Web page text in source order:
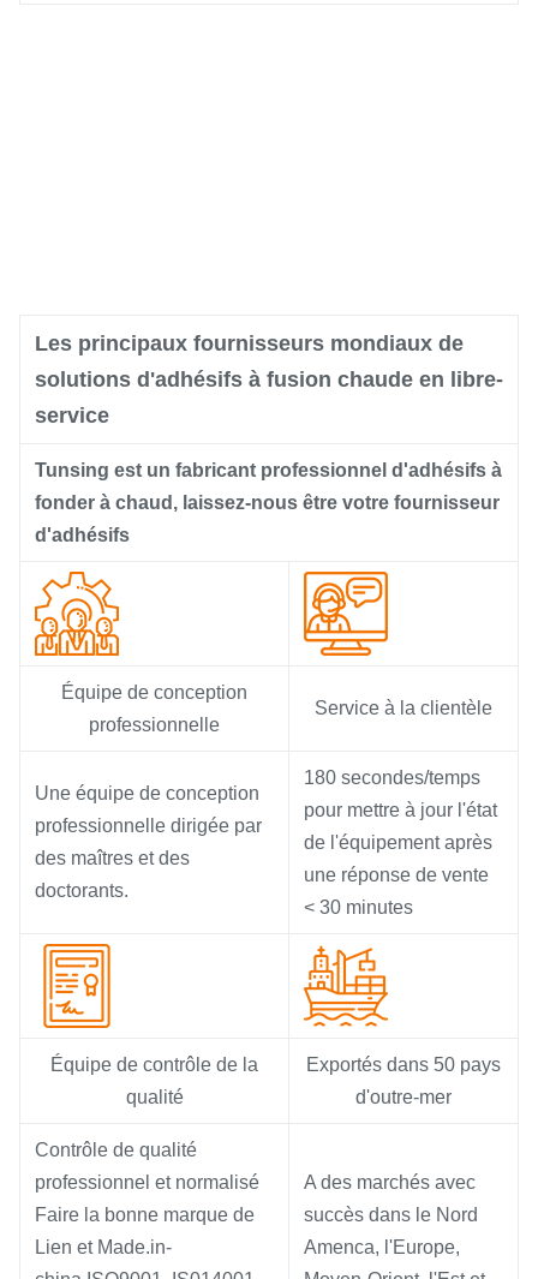
Les principaux fournisseurs mondiaux de
solutions d'adhésifs à fusion chaude en libre-
service
Tunsing est un fabricant professionnel d'adhésifs à
fonder à chaud, laissez-nous être votre fournisseur
d'adhésifs
Équipe de conception
professionnelle
Service à la clientèle
Une équipe de conception
professionnelle dirigée par
des maîtres et des
doctorants.
180 secondes/temps
pour mettre à jour l'état
de l'équipement après
une réponse de vente
< 30 minutes
Équipe de contrôle de la
qualité
Exportés dans 50 pays
d'outre-mer
Contrôle de qualité
professionnel et normalisé
Faire la bonne marque de
Lien et Made.in-
A des marchés avec
succès dans le Nord
Amenca, l'Europe,